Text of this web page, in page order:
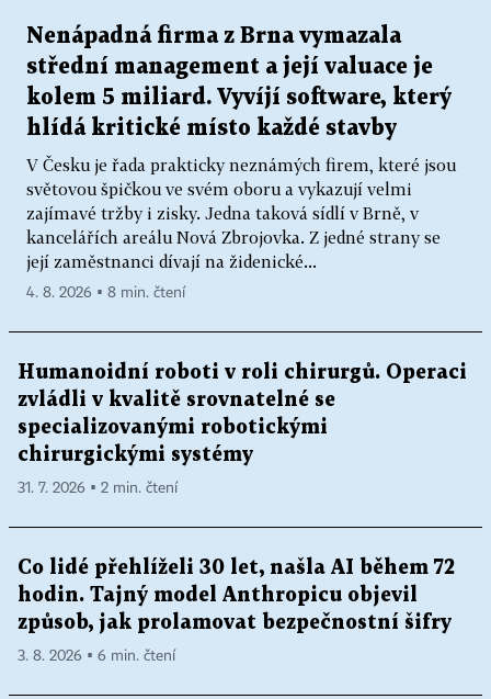
Nenápadná firma z Brna vymazala
střední management a její valuace je
kolem 5 miliard. Vyvíjí software, který
hlídá kritické místo každé stavby
V Česku je řada prakticky neznámých firem, které jsou
světovou špičkou ve svém oboru a vykazují velmi
zajímavé tržby i zisky. Jedna taková sídlí v Brně, v
kancelářích areálu Nová Zbrojovka. Z jedné strany se
její zaměstnanci dívají na židenické...
4. 8. 2026 ▪ 8 min. čtení
Humanoidní roboti v roli chirurgů. Operaci
zvládli v kvalitě srovnatelné se
specializovanými robotickými
chirurgickými systémy
31. 7. 2026 ▪ 2 min. čtení
Co lidé přehlíželi 30 let, našla AI během 72
hodin. Tajný model Anthropicu objevil
způsob, jak prolamovat bezpečnostní šifry
3. 8. 2026 ▪ 6 min. čtení